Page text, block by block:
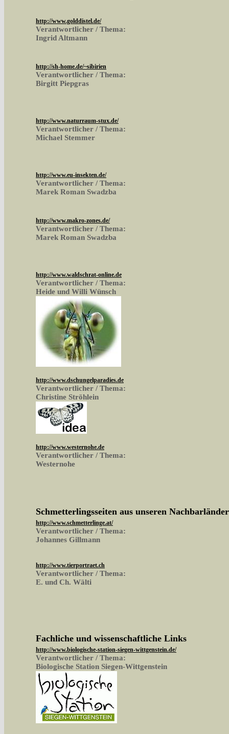
http://www.golddistel.de/
Verantwortlicher / Thema:
Ingrid Altmann
http://sh-home.de/~sibirien
Verantwortlicher / Thema:
Birgitt Piepgras
http://www.naturraum-stux.de/
Verantwortlicher / Thema:
Michael Stemmer
http://www.eu-insekten.de/
Verantwortlicher / Thema:
Marek Roman Swadzba
http://www.makro-zones.de/
Verantwortlicher / Thema:
Marek Roman Swadzba
http://www.waldschrat-online.de
Verantwortlicher / Thema:
Heide und Willi Wünsch
http://www.dschungelparadies.de
Verantwortlicher / Thema:
Christine Ströhlein
http://www.westernohe.de
Verantwortlicher / Thema:
Westernohe
Schmetterlingsseiten aus unseren
http://www.schmetterlinge.at/
Verantwortlicher / Thema:
Johannes Gillmann
http://www.tierportraet.ch
Verantwortlicher / Thema:
E. und Ch. Wälti
Fachliche und wissenschaftliche Links
http://www.biologische-station-siegen-wittgenstein.de/
Verantwortlicher / Thema:
Biologische Station Siegen-Wittgenstein